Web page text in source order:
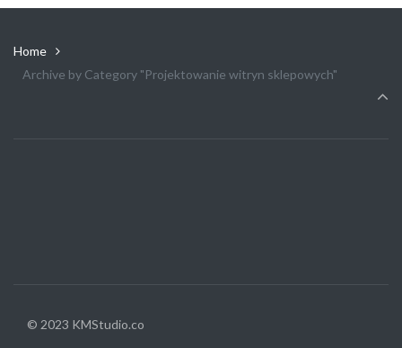
Home
Archive by Category "Projektowanie witryn sklepowych"
© 2023 KMStudio.co